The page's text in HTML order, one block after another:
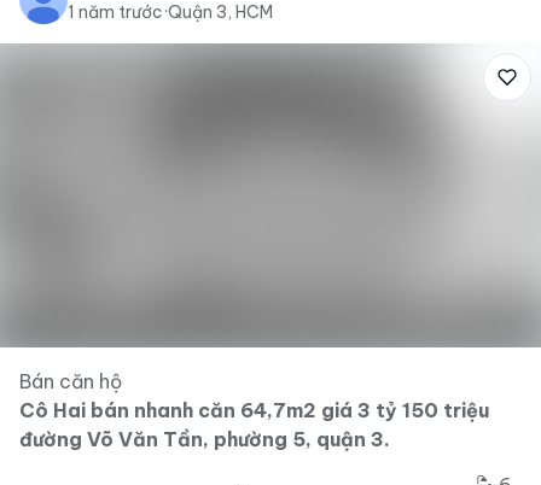
1 năm trước·Quận 3, HCM
Bán căn hộ
Cô Hai bán nhanh căn 64,7m2 giá 3 tỷ 150 triệu
đường Võ Văn Tần, phường 5, quận 3.